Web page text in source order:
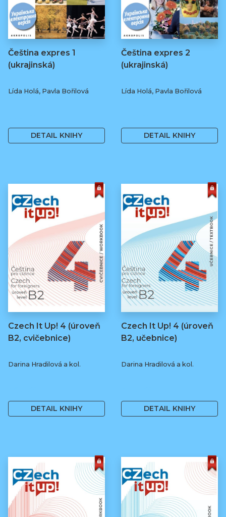
Čeština expres 1
(ukrajinská)
Lída Holá, Pavla Bořilová
DETAIL KNIHY
Čeština expres 2
(ukrajinská)
Lída Holá, Pavla Bořilová
DETAIL KNIHY
Czech It Up! 4 (úroveň
B2, cvičebnice)
Darina Hradilová a kol.
DETAIL KNIHY
Czech It Up! 4 (úroveň
B2, učebnice)
Darina Hradilová a kol.
DETAIL KNIHY